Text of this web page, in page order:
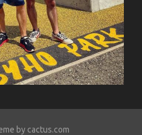
by cactus.com